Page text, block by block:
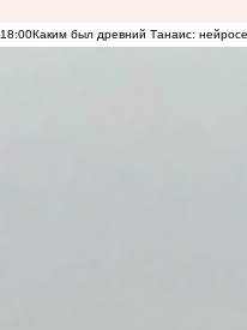
18:00Каким был древний Танаис: